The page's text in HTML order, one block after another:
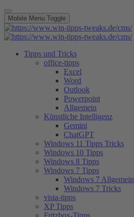
Mobile Menu Toggle
Tipps und Tricks
office-tipps
Excel
Word
Outlook
Powerpoint
Allgemein
Künstliche Intelligenz
Gemini
ChatGPT
Windows 11 Tipps Tricks
Windows 10 Tipps
Windows 8 Tipps
Windows 7 Tipps
Windows 7 Allgemein
Windows 7 Tricks
vista-tipps
XP Tipps
Fritzbox-Tipps